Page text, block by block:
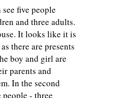
five people
and three adults.
It looks like it is
there are presents
boy and girl are
parents and
In the second
- three